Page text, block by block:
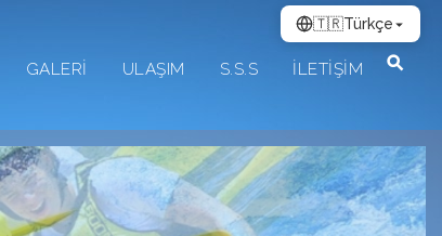
GALERİ ULAŞIM S.S.S İLETİŞİM
🇹🇷Türkçe